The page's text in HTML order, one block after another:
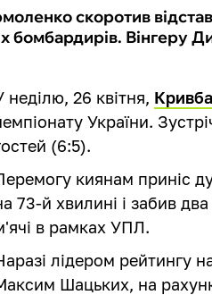
скоротив
бомбардирів. Вінгеру
неділю, 26 квітня,
України.
(6:5).
киянам приніс
73-й хвилині і забив
в рамках УПЛ.
лідером рейтингу
Шацьких, на